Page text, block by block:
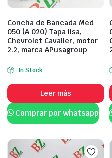
Concha de Bancada Med
050 (A 020) Tapa lisa,
Chevrolet Cavalier, motor
2.2, marca APusagroup
In Stock
Leer más
Comprar por whatsapp